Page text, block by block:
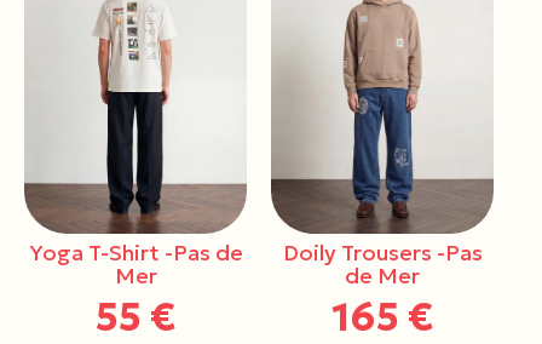
Yoga T-Shirt -Pas de
Mer
55 €
Doily Trousers -Pas
de Mer
165 €